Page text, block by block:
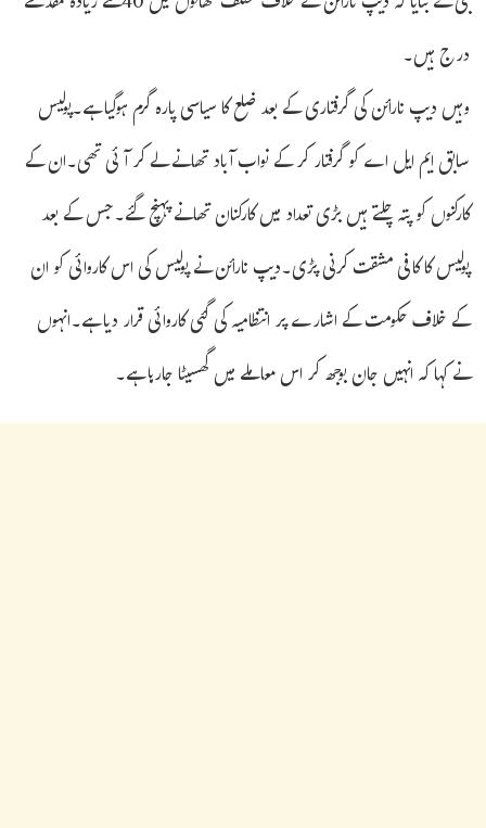
درج ہیں۔
وہیں دیپ نارائن کی گرفتاری کے بعد ضلع کا سیاسی پارہ گرم ہوگیا ہے۔پولیس
سابق ایم ایل اے کو گرفتار کر کے نواب آباد تھانے لے کر آئی تھی۔ان کے
کارکنوں کو پتہ چلتے ہیں بڑی تعداد میں کارکنان تھانے پہنچ گئے۔جس کے بعد
پولیس کا کافی مشقت کرنی پڑی۔دیپ نارائن نے پولیس کی اس کاروائی کو ان
کے خلاف حکومت کے اشارے پر انتظامیہ کی گئی کاروائی قرار دیا ہے۔انہوں
نے کہا کہ انہیں جان بوجھ کر اس معاملے میں گھسیٹا جارہا ہے۔